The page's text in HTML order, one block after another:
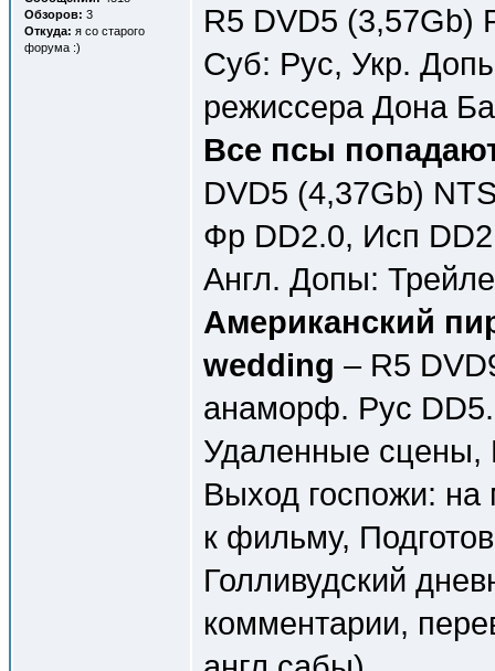
Обзоров: 3
Откуда: я со старого
форума :)
R5 DVD5 (3,57Gb)
Суб: Рус, Укр.
режиссера Дона
Все псы
DVD5 (4,37Gb)
Фр DD2.0, Исп
Англ. Допы:
Американский
wedding – R5
анаморф. Рус
Удаленные сцены,
Выход госпожи:
к фильму,
Голливудский
комментарии,